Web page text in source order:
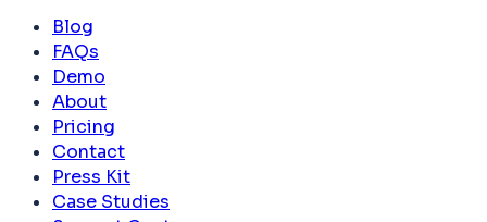
Blog
FAQs
Demo
About
Pricing
Contact
Press Kit
Case Studies